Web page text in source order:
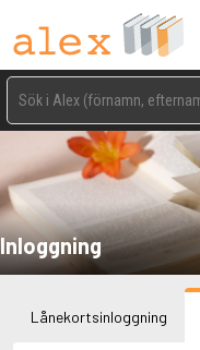
Inloggning
Lånekortsinloggning